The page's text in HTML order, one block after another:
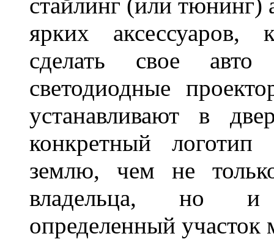
ярких аксессуаров,
сделать свое
светодиодные
устанавливают в
конкретный логотип
землю, чем не
владельца, но и
определенный участок